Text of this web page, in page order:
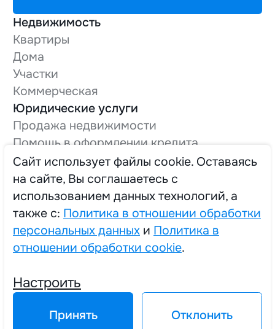
Недвижимость
Квартиры
Дома
Участки
Коммерческая
Юридические услуги
Продажа недвижимости
Помощь в оформлении кредита
Оформление технической документации
Вывод в нежилой фонд
О компании
Трудоустройство
Политика в отношении обработки персональных данных
Выбор настроек Cookie
Cайт использует файлы cookie. Оставаясь
на сайте, Вы соглашаетесь с
использованием данных технологий, а
также с: Политика в отношении обработки
персональных данных и Политика в
отношении обработки cookie.
Принять Отклонить
Настроить